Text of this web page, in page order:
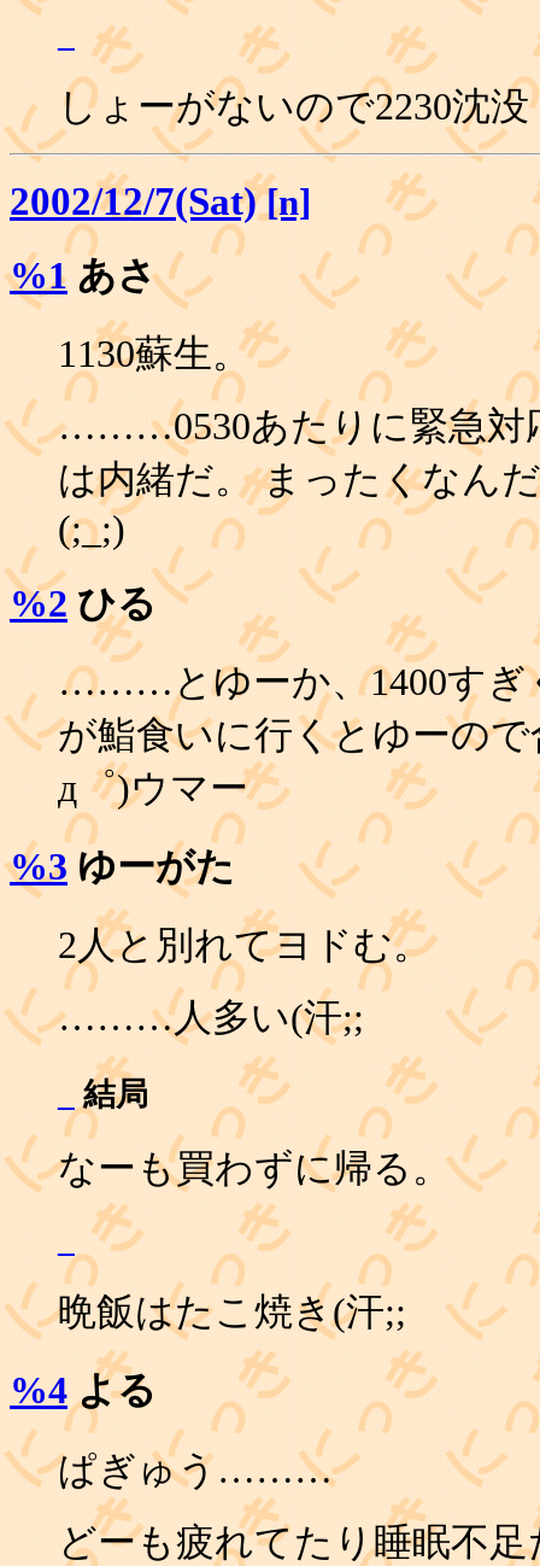
しょーがないので2230沈没
2002/12/7(Sat) [n]
%1 あさ
1130蘇生。
………0530あたりに緊急対
は内緒だ。 まったくなん
(;_;)
%2 ひる
………とゆーか、1400すぎ
が鮨食いに行くとゆーの
д゜)ウマー
%3 ゆーがた
2人と別れてヨドむ。
………人多い(汗;;
結局
なーも買わずに帰る。
晩飯はたこ焼き(汗;;
%4 よる
ぱぎゅう………
どーも疲れてたり睡眠不